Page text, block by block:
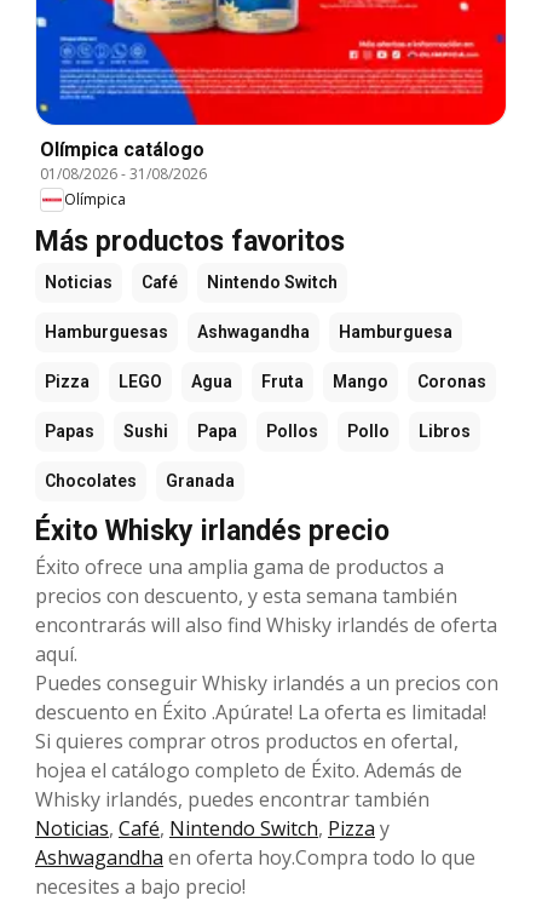
Olímpica catálogo
01/08/2026-31/08/2026
Olímpica
Más productos favoritos
Noticias Café Nintendo Switch
Hamburguesas Ashwagandha Hamburguesa
Pizza LEGO Agua Fruta Mango Coronas
Papas Sushi Papa Pollos Pollo Libros
Chocolates Granada
Éxito Whisky irlandés precio
Éxito ofrece una amplia gama de productos a
precios con descuento, y esta semana también
encontrarás will also find Whisky irlandés de oferta
aquí.
Puedes conseguir Whisky irlandés a un precios con
descuento en Éxito .Apúrate! La oferta es limitada!
Si quieres comprar otros productos en ofertaI,
hojea el catálogo completo de Éxito. Además de
Whisky irlandés, puedes encontrar también
Noticias, Café, Nintendo Switch, Pizza y
Ashwagandha en oferta hoy.Compra todo lo que
necesites a bajo precio!